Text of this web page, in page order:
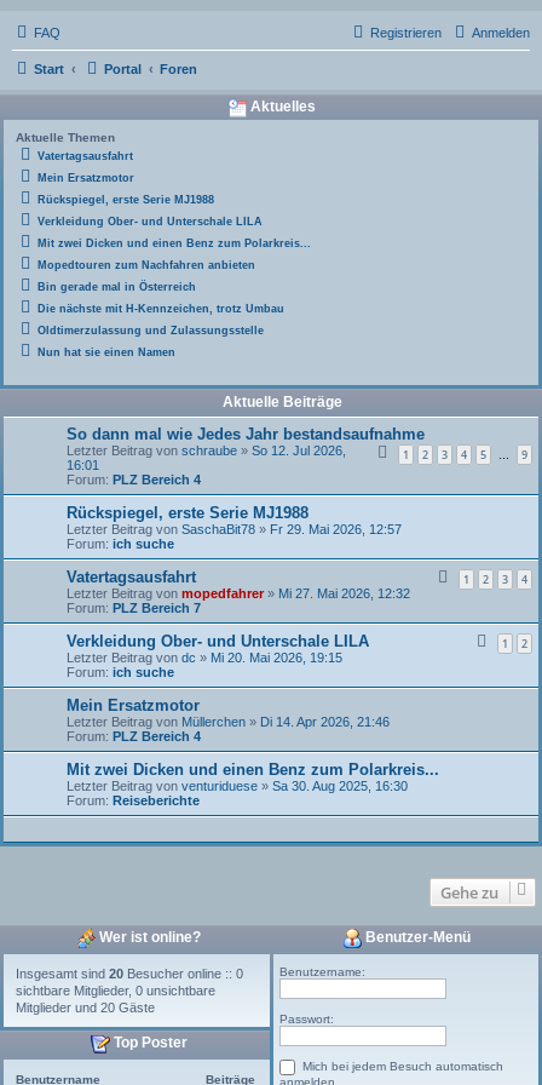
FAQ Anmelden
Registrieren
Start Portal Foren
Aktuelles
Aktuelle Themen
Vatertagsausfahrt
Mein Ersatzmotor
Rückspiegel, erste Serie MJ1988
Verkleidung Ober- und Unterschale LILA
Mit zwei Dicken und einen Benz zum Polarkreis...
Mopedtouren zum Nachfahren anbieten
Bin gerade mal in Österreich
Die nächste mit H-Kennzeichen, trotz Umbau
Oldtimerzulassung und Zulassungsstelle
Nun hat sie einen Namen
Aktuelle Beiträge
So dann mal wie Jedes Jahr bestandsaufnahme
1 2 3 4 5 … 9
Letzter Beitrag von schraube » So 12. Jul 2026,
16:01
Forum: PLZ Bereich 4
Rückspiegel, erste Serie MJ1988
Letzter Beitrag von SaschaBit78 » Fr 29. Mai 2026, 12:57
Forum: ich suche
Vatertagsausfahrt 1 2 3 4
Letzter Beitrag von mopedfahrer » Mi 27. Mai 2026, 12:32
Forum: PLZ Bereich 7
Verkleidung Ober- und Unterschale LILA 1 2
Letzter Beitrag von dc » Mi 20. Mai 2026, 19:15
Forum: ich suche
Mein Ersatzmotor
Letzter Beitrag von Müllerchen » Di 14. Apr 2026, 21:46
Forum: PLZ Bereich 4
Mit zwei Dicken und einen Benz zum Polarkreis...
Letzter Beitrag von venturiduese » Sa 30. Aug 2025, 16:30
Forum: Reiseberichte
Gehe zu
Wer ist online?
Insgesamt sind 20 Besucher online :: 0
sichtbare Mitglieder, 0 unsichtbare
Mitglieder und 20 Gäste
Top Poster
Benutzername
Beiträge
Benutzer-Menü
Benutzername:
Passwort:
Mich bei jedem Besuch automatisch
anmelden